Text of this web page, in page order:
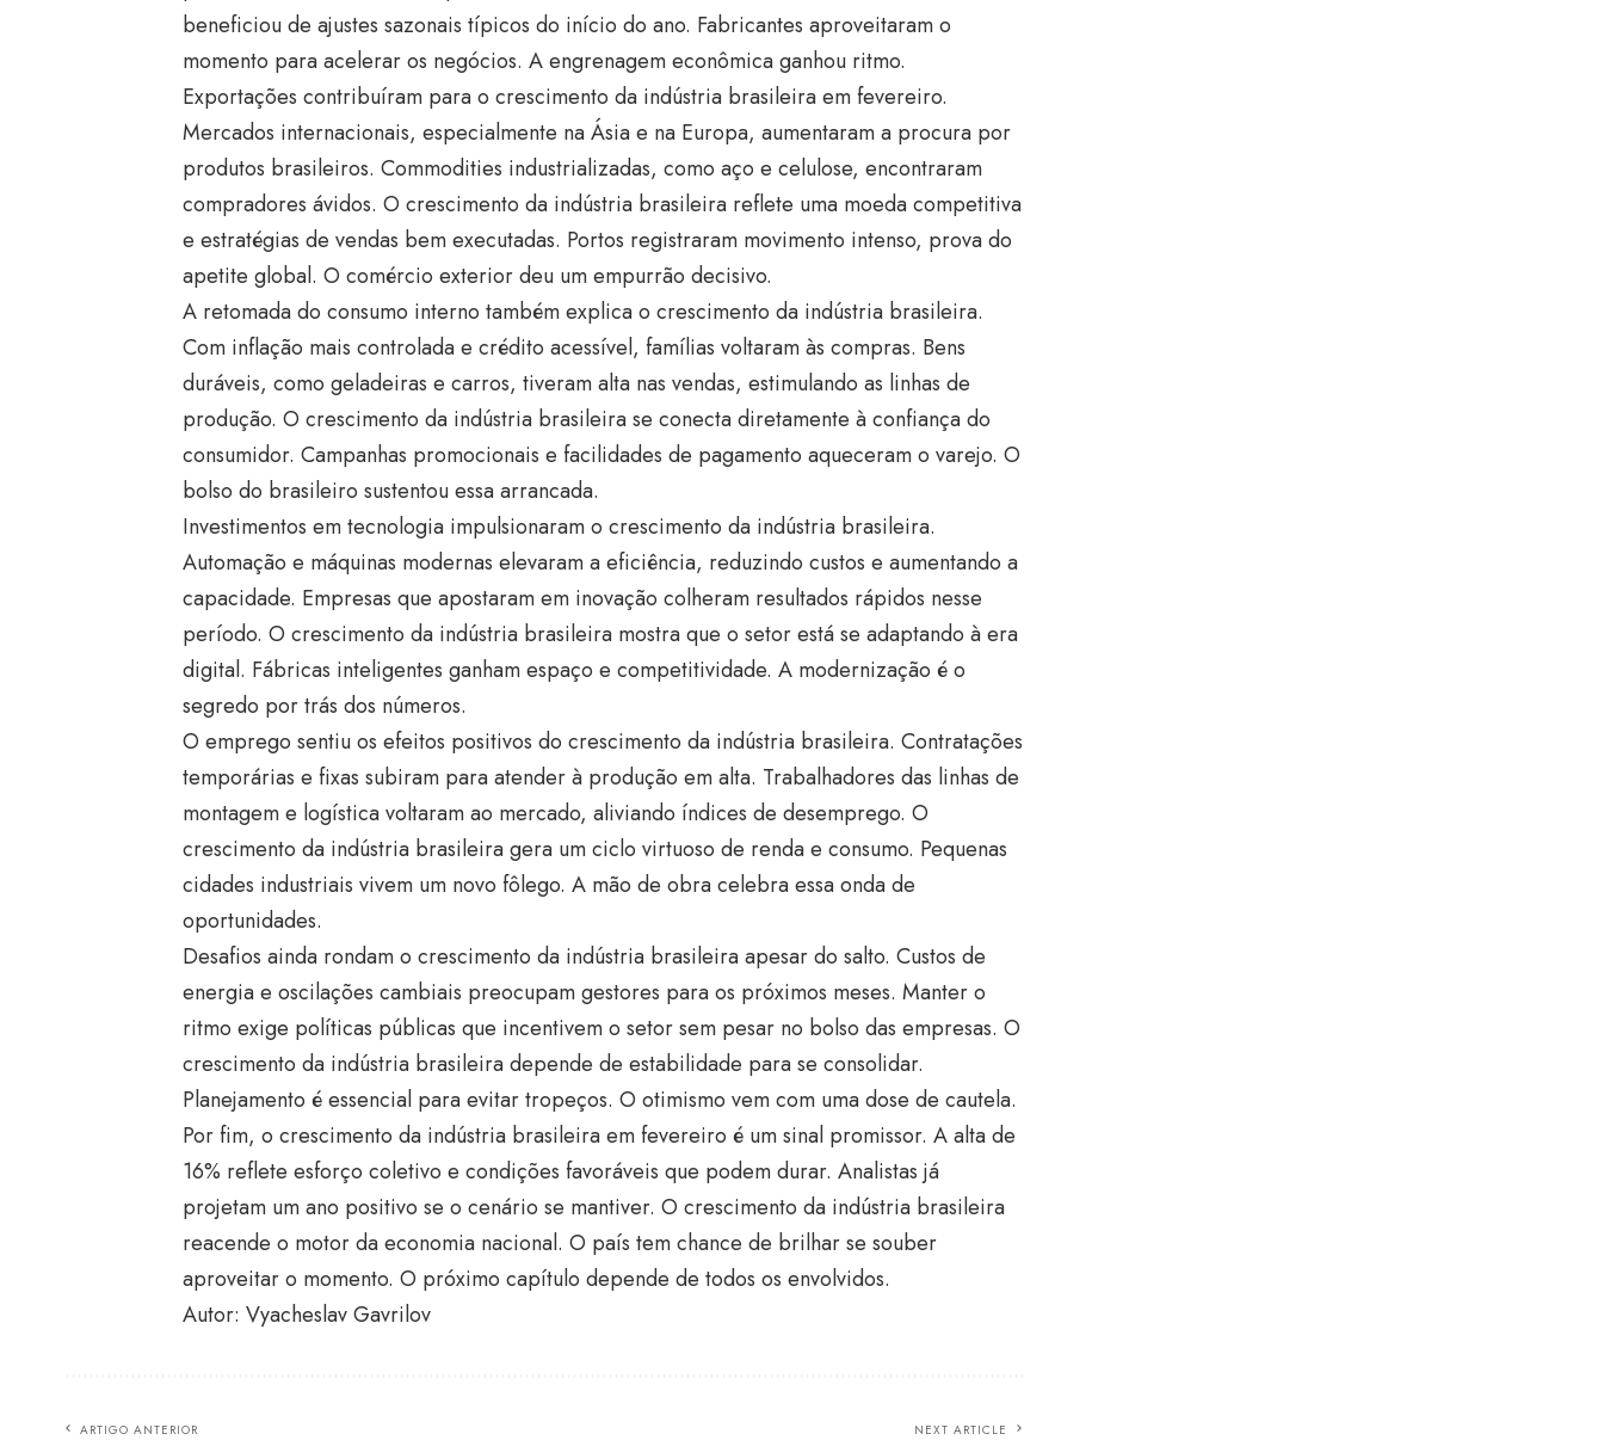
beneficiou de ajustes sazonais típicos do início do ano. Fabricantes aproveitaram o
momento para acelerar os negócios. A engrenagem econômica ganhou ritmo.
Exportações contribuíram para o crescimento da indústria brasileira em fevereiro.
Mercados internacionais, especialmente na Ásia e na Europa, aumentaram a procura por
produtos brasileiros. Commodities industrializadas, como aço e celulose, encontraram
compradores ávidos. O crescimento da indústria brasileira reflete uma moeda competitiva
e estratégias de vendas bem executadas. Portos registraram movimento intenso, prova do
apetite global. O comércio exterior deu um empurrão decisivo.
A retomada do consumo interno também explica o crescimento da indústria brasileira.
Com inflação mais controlada e crédito acessível, famílias voltaram às compras. Bens
duráveis, como geladeiras e carros, tiveram alta nas vendas, estimulando as linhas de
produção. O crescimento da indústria brasileira se conecta diretamente à confiança do
consumidor. Campanhas promocionais e facilidades de pagamento aqueceram o varejo. O
bolso do brasileiro sustentou essa arrancada.
Investimentos em tecnologia impulsionaram o crescimento da indústria brasileira.
Automação e máquinas modernas elevaram a eficiência, reduzindo custos e aumentando a
capacidade. Empresas que apostaram em inovação colheram resultados rápidos nesse
período. O crescimento da indústria brasileira mostra que o setor está se adaptando à era
digital. Fábricas inteligentes ganham espaço e competitividade. A modernização é o
segredo por trás dos números.
O emprego sentiu os efeitos positivos do crescimento da indústria brasileira. Contratações
temporárias e fixas subiram para atender à produção em alta. Trabalhadores das linhas de
montagem e logística voltaram ao mercado, aliviando índices de desemprego. O
crescimento da indústria brasileira gera um ciclo virtuoso de renda e consumo. Pequenas
cidades industriais vivem um novo fôlego. A mão de obra celebra essa onda de
oportunidades.
Desafios ainda rondam o crescimento da indústria brasileira apesar do salto. Custos de
energia e oscilações cambiais preocupam gestores para os próximos meses. Manter o
ritmo exige políticas públicas que incentivem o setor sem pesar no bolso das empresas. O
crescimento da indústria brasileira depende de estabilidade para se consolidar.
Planejamento é essencial para evitar tropeços. O otimismo vem com uma dose de cautela.
Por fim, o crescimento da indústria brasileira em fevereiro é um sinal promissor. A alta de
16% reflete esforço coletivo e condições favoráveis que podem durar. Analistas já
projetam um ano positivo se o cenário se mantiver. O crescimento da indústria brasileira
reacende o motor da economia nacional. O país tem chance de brilhar se souber
aproveitar o momento. O próximo capítulo depende de todos os envolvidos.
Autor: Vyacheslav Gavrilov
ARTIGO ANTERIOR NEXT ARTICLE